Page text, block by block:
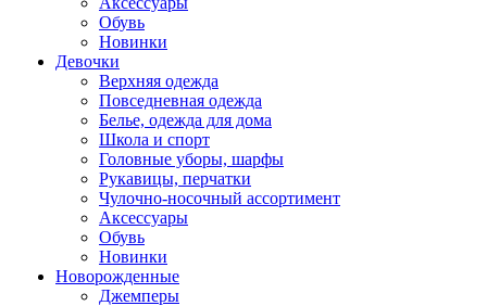
Обувь
Новинки
Девочки
Верхняя одежда
Повседневная одежда
Белье, одежда для дома
Школа и спорт
Головные уборы, шарфы
Рукавицы, перчатки
Чулочно-носочный ассортимент
Аксессуары
Обувь
Новинки
Новорожденные
Джемперы